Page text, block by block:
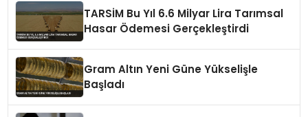
TARSİM Bu Yıl 6.6 Milyar Lira Tarımsal
Hasar Ödemesi Gerçekleştirdi
Gram Altın Yeni Güne Yükselişle
Başladı